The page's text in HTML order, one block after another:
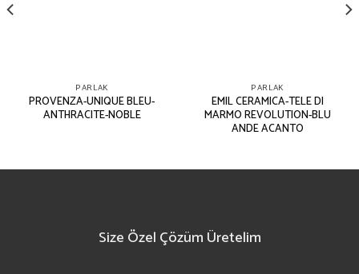
PARLAK
PROVENZA-UNIQUE BLEU-
ANTHRACITE-NOBLE
PARLAK
EMIL CERAMICA-TELE DI
MARMO REVOLUTION-BLU
ANDE ACANTO
Size Özel Çözüm Üretelim